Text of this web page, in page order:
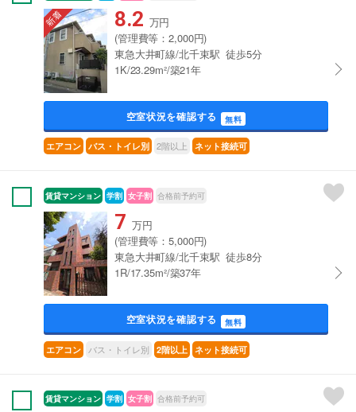
8.2 万円
(管理費等：2,000円)
東急大井町線/北千束駅 徒歩5分
1K/23.29m²/築21年
空室状況を確認する 無料
エアコン バス・トイレ別 2階以上 ネット接続可
賃貸マンション 学割 女子割 合格前予約可
7 万円
(管理費等：5,000円)
東急大井町線/北千束駅 徒歩8分
1R/17.35m²/築37年
空室状況を確認する 無料
エアコン バス・トイレ別 2階以上 ネット接続可
賃貸マンション 学割 女子割 合格前予約可